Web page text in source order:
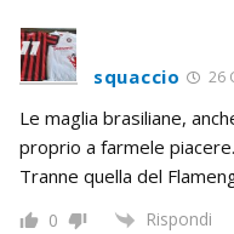
squaccio 26
Le maglia brasiliane,
proprio a farmele piacere.
Tranne quella del
0 Rispondi